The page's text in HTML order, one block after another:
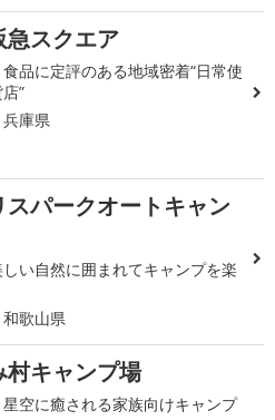
急スクエア
品に定評のある地域密着“日常使
”
庫県
スパークオートキャン
い自然に囲まれてキャンプを楽
歌山県
村キャンプ場
星空に癒される家族向けキャンプ